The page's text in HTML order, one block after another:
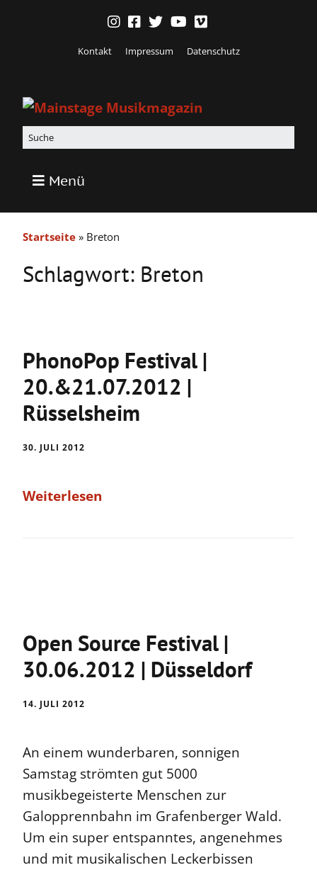
Kontakt Impressum Datenschutz
Menü
Startseite » Breton
Schlagwort: Breton
PhonoPop Festival |
20.&21.07.2012 |
Rüsselsheim
30. JULI 2012
Weiterlesen
Open Source Festival |
30.06.2012 | Düsseldorf
14. JULI 2012
An einem wunderbaren, sonnigen
Samstag strömten gut 5000
musikbegeisterte Menschen zur
Galopprennbahn im Grafenberger Wald.
Um ein super entspanntes, angenehmes
und mit musikalischen Leckerbissen